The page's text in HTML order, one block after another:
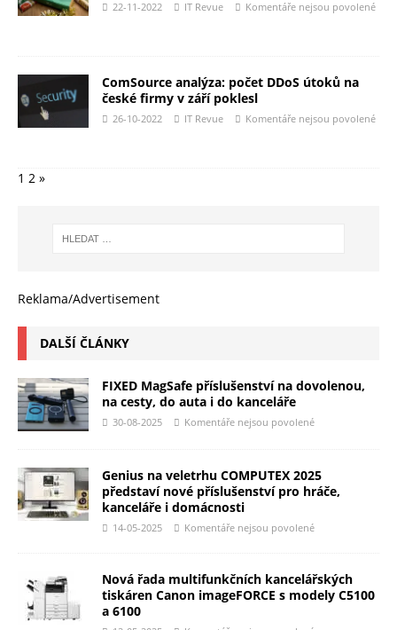
22-11-2022 IT Revue Komentáře nejsou povolené
ComSource analýza: počet DDoS útoků na
české firmy v září poklesl
26-10-2022 IT Revue Komentáře nejsou povolené
1 2 »
Reklama/Advertisement
DALŠÍ ČLÁNKY
FIXED MagSafe příslušenství na dovolenou,
na cesty, do auta i do kanceláře
30-08-2025 Komentáře nejsou povolené
Genius na veletrhu COMPUTEX 2025
představí nové příslušenství pro hráče,
kanceláře i domácnosti
14-05-2025 Komentáře nejsou povolené
Nová řada multifunkčních kancelářských
tiskáren Canon imageFORCE s modely C5100
a 6100